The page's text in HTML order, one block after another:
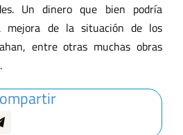
Un dinero que bien podría
mejora de la situación de los
entre otras muchas obras